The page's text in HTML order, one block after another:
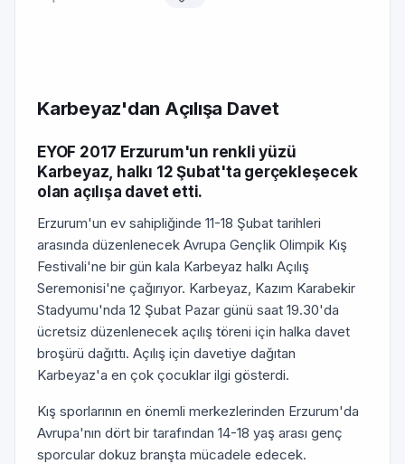
Karbeyaz'dan Açılışa Davet
EYOF 2017 Erzurum'un renkli yüzü
Karbeyaz, halkı 12 Şubat'ta gerçekleşecek
olan açılışa davet etti.
Erzurum'un ev sahipliğinde 11-18 Şubat tarihleri
arasında düzenlenecek Avrupa Gençlik Olimpik Kış
Festivali'ne bir gün kala Karbeyaz halkı Açılış
Seremonisi'ne çağırıyor. Karbeyaz, Kazım Karabekir
Stadyumu'nda 12 Şubat Pazar günü saat 19.30'da
ücretsiz düzenlenecek açılış töreni için halka davet
broşürü dağıttı. Açılış için davetiye dağıtan
Karbeyaz'a en çok çocuklar ilgi gösterdi.
Kış sporlarının en önemli merkezlerinden Erzurum'da
Avrupa'nın dört bir tarafından 14-18 yaş arası genç
sporcular dokuz branşta mücadele edecek.